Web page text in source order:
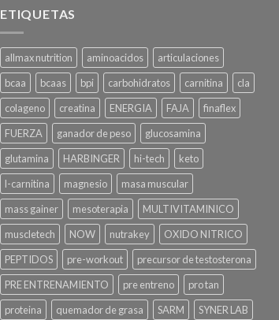
ETIQUETAS
allmax nutrition aminoacidos
articulaciones
bcaa
bcaas bpi carbohidratos carnitina
cla
colageno
creatina ENERGIA FAJA
finaflex
FUERZA
ganador de peso
glucosamina
glutamina
HARBINGER hi-tech
keto
l-carnitina
magnesio
masa muscular
mass gainer
mesoterapia
MULTIVITAMINICO
muscletech
NOW nutrakey
OXIDO NITRICO
PEPTIDOS
pre-workout
precursor de testosterona
PRE ENTRENAMIENTO
pre entreno
pro tan
proteina
quemador de grasa SARM SYNER LAB